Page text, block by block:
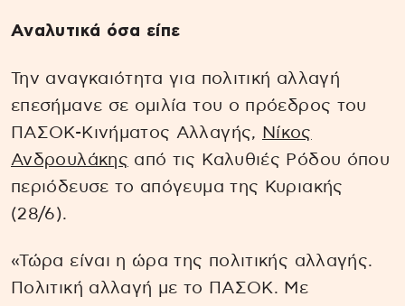
Αναλυτικά όσα είπε
Την αναγκαιότητα για πολιτική αλλαγή
επεσήμανε σε ομιλία του ο πρόεδρος του
ΠΑΣΟΚ-Κινήματος Αλλαγής, Νίκος
Ανδρουλάκης από τις Καλυθιές Ρόδου όπου
περιόδευσε το απόγευμα της Κυριακής
(28/6).
«Τώρα είναι η ώρα της πολιτικής αλλαγής.
Πολιτική αλλαγή με το ΠΑΣΟΚ. Με